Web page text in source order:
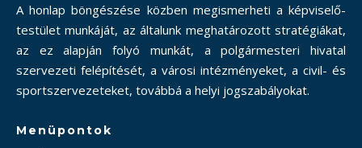
A honlap böngészése közben megismerheti a képviselő-
testület munkáját, az általunk meghatározott stratégiákat,
az ez alapján folyó munkát, a polgármesteri hivatal
szervezeti felépítését, a városi intézményeket, a civil- és
sportszervezeteket, továbbá a helyi jogszabályokat.
Menüpontok